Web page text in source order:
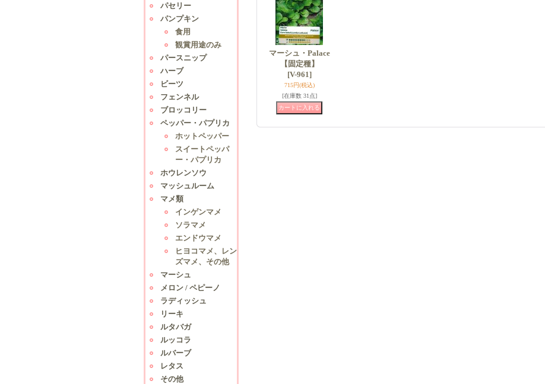
パセリー
パンプキン
食用
観賞用途のみ
パースニップ
ハーブ
ビーツ
フェンネル
ブロッコリー
ペッパー・パプリカ
ホットペッパー
スイートペッパ
ー・パプリカ
ホウレンソウ
マッシュルーム
マメ類
インゲンマメ
ソラマメ
エンドウマメ
ヒヨコマメ、レン
ズマメ、その他
マーシュ
メロン / ペピーノ
ラディッシュ
リーキ
ルタバガ
ルッコラ
ルバーブ
レタス
その他
マーシュ・Palace
【固定種】
[V-961]
715円(税込)
[在庫数 31点]